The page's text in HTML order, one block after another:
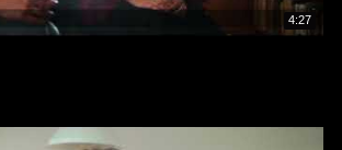
4:27